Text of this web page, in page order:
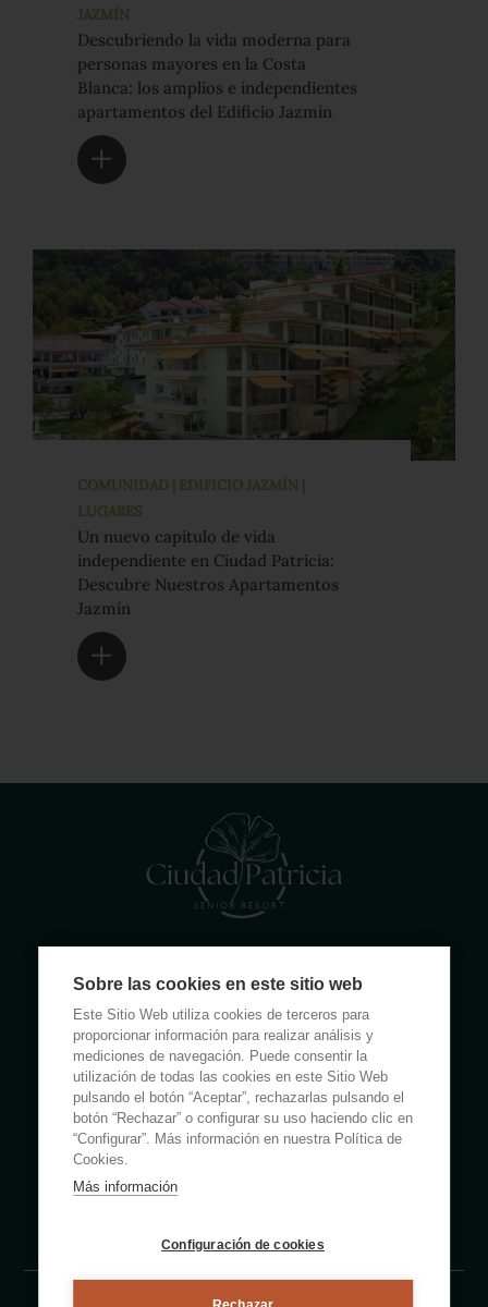
JAZMÍN
Descubriendo la vida moderna para
personas mayores en la Costa
Blanca: los amplios e independientes
apartamentos del Edificio Jazmín
COMUNIDAD | EDIFICIO JAZMÍN |
LUGARES
Un nuevo capítulo de vida
independiente en Ciudad Patricia:
Descubre Nuestros Apartamentos
Jazmín
(+34) 965 855 100
apartamentos@ciudadpatricia.com
Sobre las cookies en este sitio web
Este Sitio Web utiliza cookies de terceros para
proporcionar información para realizar análisis y
mediciones de navegación. Puede consentir la
utilización de todas las cookies en este Sitio Web
pulsando el botón “Aceptar”, rechazarlas pulsando el
botón “Rechazar” o configurar su uso haciendo clic en
“Configurar”. Más información en nuestra Política de
Cookies.
Más información
Configuración de cookies